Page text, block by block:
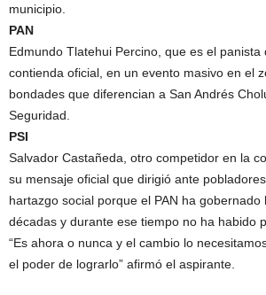
municipio.
PAN
Edmundo Tlatehui Percino, que es el panista
contienda oficial, en un evento masivo en el
bondades que diferencian a San Andrés
Seguridad.
PSI
Salvador Castañeda, otro competidor en la
su mensaje oficial que dirigió ante
hartazgo social porque el PAN ha gobernado
décadas y durante ese tiempo no ha habido
“Es ahora o nunca y el cambio lo
el poder de lograrlo” afirmó el aspirante.